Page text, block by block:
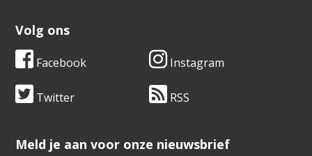
Volg ons
Facebook Instagram
Twitter RSS
​​​​​​​Meld je aan voor onze nieuwsbrief